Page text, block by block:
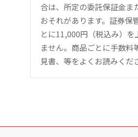
合は、所定の委託保証金ま
おそれがあります。証券保
とに11,000円（税込み）
ません。商品ごとに手数
見書、等をよくお読みくだ
こ